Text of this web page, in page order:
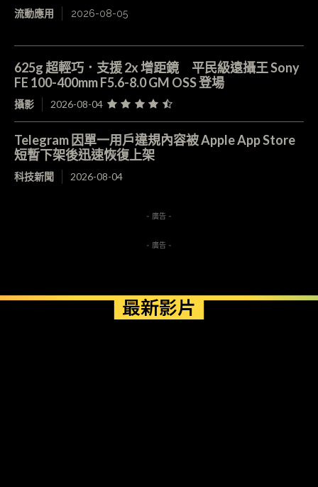
流動應用 2026-08-05
625g 超輕巧．支援 2x 增距鏡 平民級遠攝王 Sony
FE 100-400mm F5.6-8.0 GM OSS 登場
攝影 2026-08-04
Telegram 因單一用戶違規內容被 Apple App Store
短暫下架後迅速恢復上架
科技新聞 2026-08-04
- 廣告 -
- 廣告 -
最新影片